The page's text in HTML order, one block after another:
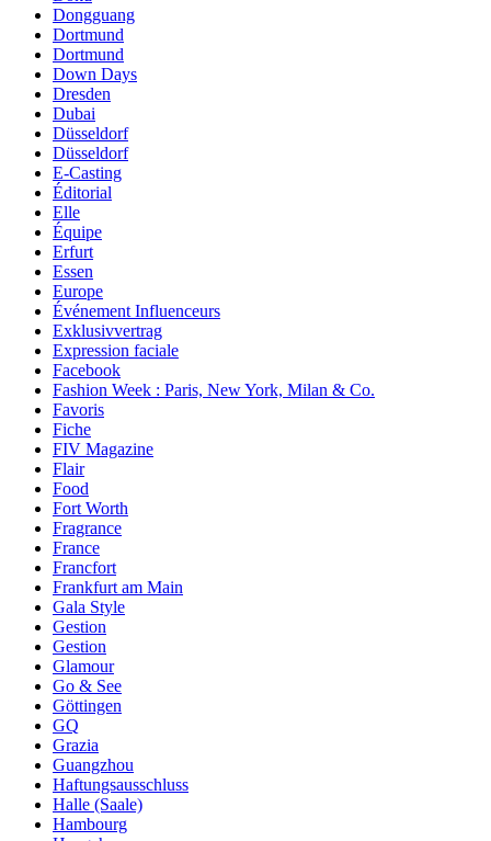
Dongguang
Dortmund
Dortmund
Down Days
Dresden
Dubai
Düsseldorf
Düsseldorf
E-Casting
Éditorial
Elle
Équipe
Erfurt
Essen
Europe
Événement Influenceurs
Exklusivvertrag
Expression faciale
Facebook
Fashion Week : Paris, New York, Milan & Co.
Favoris
Fiche
FIV Magazine
Flair
Food
Fort Worth
Fragrance
France
Francfort
Frankfurt am Main
Gala Style
Gestion
Gestion
Glamour
Go & See
Göttingen
GQ
Grazia
Guangzhou
Haftungsausschluss
Halle (Saale)
Hambourg